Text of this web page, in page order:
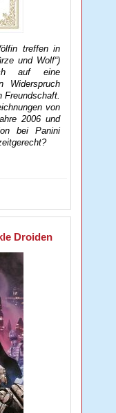
treffen in
und Wolf“)
auf eine
Widerspruch
Freundschaft.
von
2006 und
bei Panini
Droiden